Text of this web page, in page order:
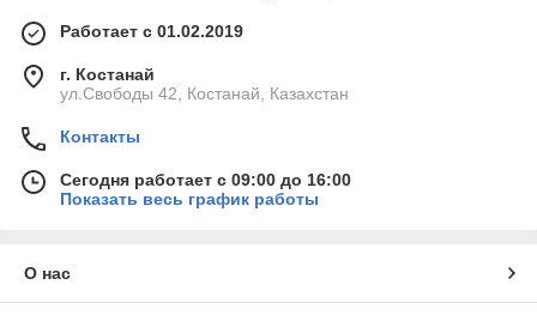
Работает с 01.02.2019
г. Костанай
ул.Свободы 42, Костанай, Казахстан
Контакты
Сегодня работает с 09:00 до 16:00
Показать весь график работы
О нас